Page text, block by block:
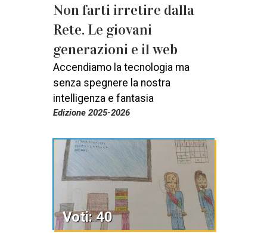
Non farti irretire dalla
Rete. Le giovani
generazioni e il web
Accendiamo la tecnologia ma
senza spegnere la nostra
intelligenza e fantasia
Edizione 2025-2026
Voti: 40